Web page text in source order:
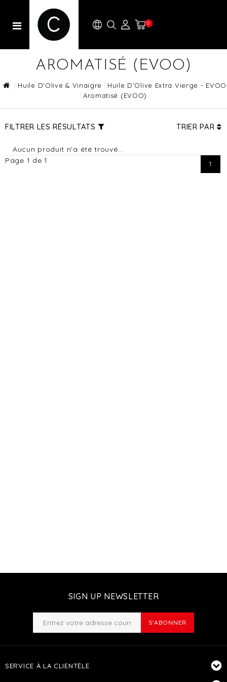
0
AROMATISÉ (EVOO)
Huile D'Olive & Vinaigre
Huile D'Olive Extra Vierge - EVOO
Aromatisé (EVOO)
FILTRER LES RÉSULTATS TRIER PAR
Aucun produit n'a été trouvé...
Page 1 de 1
1
SIGN UP NEWSLETTER
S'ABONNER
SERVICE À LA CLIENTÈLE